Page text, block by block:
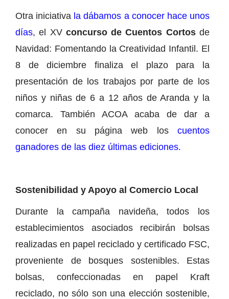
Otra iniciativa la dábamos a conocer hace unos
días, el XV concurso de Cuentos Cortosde
Navidad: Fomentando la Creatividad Infantil. El
8 de diciembre finaliza el plazo para la
presentación de los trabajos por parte de los
niños y niñas de 6 a 12 años de Aranda y la
comarca. También ACOA acaba de dar a
conocer en su página web los cuentos
ganadores de las diez últimas ediciones.
Sostenibilidad y Apoyo al Comercio Local
Durante la campaña navideña, todos los
establecimientos asociados recibirán bolsas
realizadas en papel reciclado y certificado FSC,
proveniente de bosques sostenibles. Estas
bolsas, confeccionadas en papel Kraft
reciclado, no sólo son una elección sostenible,